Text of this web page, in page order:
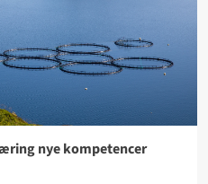
nye kompetencer